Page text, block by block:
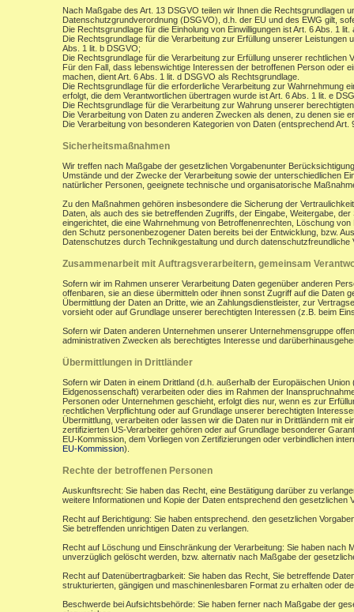
Nach Maßgabe des Art. 13 DSGVO teilen wir Ihnen die
Datenschutzgrundverordnung (DSGVO), d.h. der EU und des EWG gilt,
Die Rechtsgrundlage für die Einholung von Einwilligungen ist Art. 6 Abs. 1
Die Rechtsgrundlage für die Verarbeitung zur Erfüllung unserer
Abs. 1 lit. b DSGVO;
Die Rechtsgrundlage für die Verarbeitung zur Erfüllung unserer rechtlichen
Für den Fall, dass lebenswichtige Interessen der betroffenen Person oder
machen, dient Art. 6 Abs. 1 lit. d DSGVO als Rechtsgrundlage.
Die Rechtsgrundlage für die erforderliche Verarbeitung zur Wahrnehmung
erfolgt, die dem Verantwortlichen übertragen wurde ist Art. 6 Abs. 1 lit. e
Die Rechtsgrundlage für die Verarbeitung zur Wahrung unserer
Die Verarbeitung von Daten zu anderen Zwecken als denen, zu denen sie
Die Verarbeitung von besonderen Kategorien von Daten (entsprechend
Sicherheitsmaßnahmen
Wir treffen nach Maßgabe der gesetzlichen Vorgabenunter
Umstände und der Zwecke der Verarbeitung sowie der unterschiedlichen
natürlicher Personen, geeignete technische und organisatorische
Zu den Maßnahmen gehören insbesondere die Sicherung der
Daten, als auch des sie betreffenden Zugriffs, der Eingabe, Weitergabe,
eingerichtet, die eine Wahrnehmung von Betroffenenrechten, Löschung
den Schutz personenbezogener Daten bereits bei der Entwicklung, bzw.
Datenschutzes durch Technikgestaltung und durch datenschutzfreundliche
Zusammenarbeit mit Auftragsverarbeitern, gemeinsam
Sofern wir im Rahmen unserer Verarbeitung Daten gegenüber anderen
offenbaren, sie an diese übermitteln oder ihnen sonst Zugriff auf die Daten
Übermittlung der Daten an Dritte, wie an Zahlungsdienstleister, zur
vorsieht oder auf Grundlage unserer berechtigten Interessen (z.B. beim
Sofern wir Daten anderen Unternehmen unserer Unternehmensgruppe
administrativen Zwecken als berechtigtes Interesse und
Übermittlungen in Drittländer
Sofern wir Daten in einem Drittland (d.h. außerhalb der Europäischen
Eidgenossenschaft) verarbeiten oder dies im Rahmen der
Personen oder Unternehmen geschieht, erfolgt dies nur, wenn es zur
rechtlichen Verpflichtung oder auf Grundlage unserer berechtigten
Übermittlung, verarbeiten oder lassen wir die Daten nur in Drittländern mit
zertifizierten US-Verarbeiter gehören oder auf Grundlage besonderer
EU-Kommission, dem Vorliegen von Zertifizierungen oder verbindlichen
EU-Kommission).
Rechte der betroffenen Personen
Auskunftsrecht: Sie haben das Recht, eine Bestätigung darüber zu
weitere Informationen und Kopie der Daten entsprechend den gesetzlichen
Recht auf Berichtigung: Sie haben entsprechend. den gesetzlichen
Sie betreffenden unrichtigen Daten zu verlangen.
Recht auf Löschung und Einschränkung der Verarbeitung: Sie haben
unverzüglich gelöscht werden, bzw. alternativ nach Maßgabe der
Recht auf Datenübertragbarkeit: Sie haben das Recht, Sie betreffende
strukturierten, gängigen und maschinenlesbaren Format zu erhalten oder
Beschwerde bei Aufsichtsbehörde: Sie haben ferner nach Maßgabe der